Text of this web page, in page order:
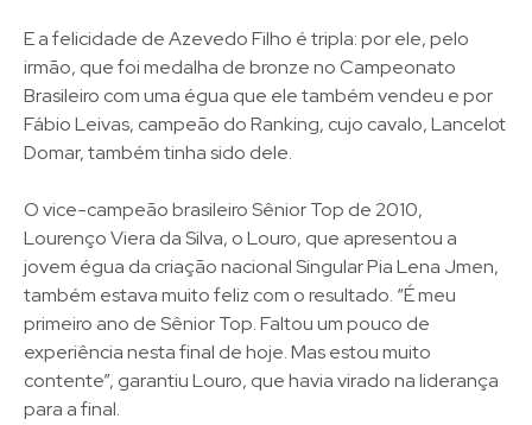
E a felicidade de Azevedo Filho é tripla: por ele, pelo
irmão, que foi medalha de bronze no Campeonato
Brasileiro com uma égua que ele também vendeu e por
Fábio Leivas, campeão do Ranking, cujo cavalo, Lancelot
Domar, também tinha sido dele.
O vice-campeão brasileiro Sênior Top de 2010,
Lourenço Viera da Silva, o Louro, que apresentou a
jovem égua da criação nacional Singular Pia Lena Jmen,
também estava muito feliz com o resultado. “É meu
primeiro ano de Sênior Top. Faltou um pouco de
experiência nesta final de hoje. Mas estou muito
contente”, garantiu Louro, que havia virado na liderança
para a final.